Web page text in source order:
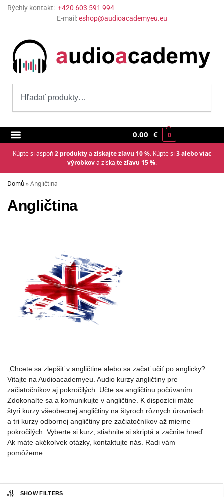
Rýchly kontakt: +420 603 591 994
E-mail:eshop@audioacademyeu.eu
0.00 € 0
Kúpte si aspoň2 produktya získajte zľavu 10 %. Kúpte si 3 alebo viac
výrobkova získajtezľavu 15 %.
Domů»Angličtina
Angličtina
„Chcete sa zlepšiť v angličtine alebo sa začať učiť po anglicky?
Vitajte na Audioacademyeu. Audio kurzy angličtiny pre
začiatočníkov aj pokročilých. Učte sa angličtinu počúvaním.
Zdokonaľte sa a komunikujte v angličtine. K dispozícii máte
štyri kurzy všeobecnej angličtiny na štyroch rôznych úrovniach
a tri kurzy odbornej angličtiny pre začiatočníkov až mierne
pokročilých. Vyberte si kurz, stiahnite si skriptá a začnite hneď.
Ak máte akékoľvek otázky, kontaktujte nás. Radi vám
pomôžeme.
SHOW FILTERS